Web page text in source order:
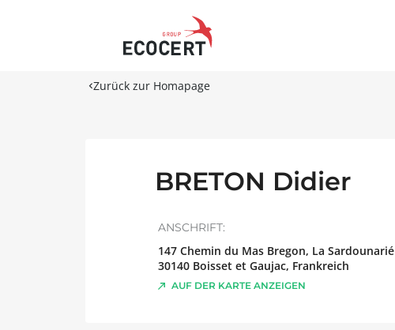
Zurück zur Homapage
BRETON Didier
ANSCHRIFT:
147 Chemin du Mas Bregon, La Sardounarié
30140 Boisset et Gaujac, Frankreich
AUF DER KARTE ANZEIGEN